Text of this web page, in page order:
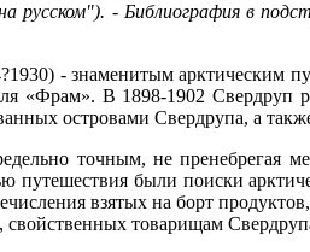
- Библиография в
- знаменитым
«Фрам». В 1898-1902 Свердруп
островами Свердрупа, а
точным, не пренебрегая
путешествия были поиски
взятых на борт
свойственных товарищам